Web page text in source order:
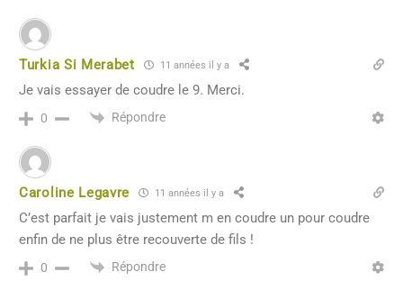
Turkia Si Merabet 11 années il y a
Je vais essayer de coudre le 9. Merci.
0 Répondre
Caroline Legavre 11 années il y a
C’est parfait je vais justement m en coudre un pour coudre
enfin de ne plus être recouverte de fils !
0 Répondre